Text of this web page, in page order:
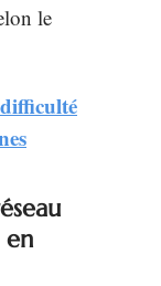
le
en